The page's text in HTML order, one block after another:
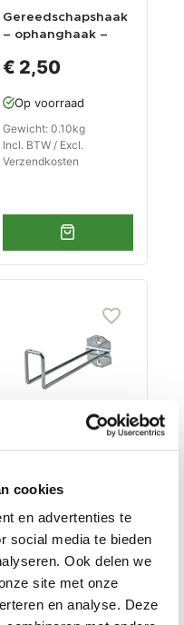
cookies
en advertenties te
social media te bieden
Ook delen we
site met onze
en analyse. Deze
Gereedschapshaak
– ophanghaak –
boormachine
€ 2,50
Op voorraad
Gewicht: 0.10kg
Incl. BTW / Excl.
Verzendkosten
Gereedschapshaak
staal 210 mm.
€ 4,25
Op voorraad
Gewicht: 0.17kg
Incl. BTW / Excl.